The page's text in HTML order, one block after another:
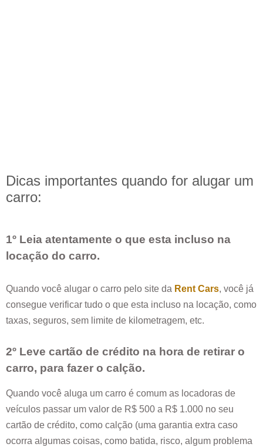
Dicas importantes quando for alugar um
carro:
1º Leia atentamente o que esta incluso na
locação do carro.
Quando você alugar o carro pelo site da Rent Cars, você já
consegue verificar tudo o que esta incluso na locação, como
taxas, seguros, sem limite de kilometragem, etc.
2º Leve cartão de crédito na hora de retirar o
carro, para fazer o calção.
Quando você aluga um carro é comum as locadoras de
veículos passar um valor de R$ 500 a R$ 1.000 no seu
cartão de crédito, como calção (uma garantia extra caso
ocorra algumas coisas, como batida, risco, algum problema